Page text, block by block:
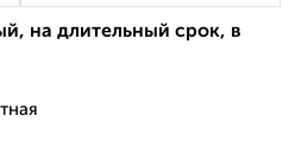
на длительный срок, в